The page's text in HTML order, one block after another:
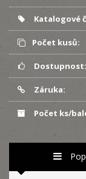
Katalogové
Počet kusů:
Dostupnost:
Záruka:
Počet ks/